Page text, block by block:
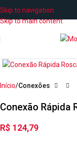
Skip to navigation
Skip to main content
Início Conexões
Conexão Rápida
R$ 124,79